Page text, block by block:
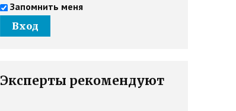
Запомнить меня
Эксперты рекомендуют